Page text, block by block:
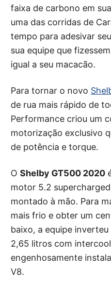
faixa de carbono em
uma das corridas de
tempo para adesivar
sua equipe que
igual a seu macacão.
Para tornar o novo
de rua mais rápido de
Performance criou um
motorização exclusivo
de potência e torque.
OShelby GT500 2020
motor 5.2
montado à mão. Para
mais frio e obter um
baixo, a equipe
2,65 litros com
engenhosamente
V8.